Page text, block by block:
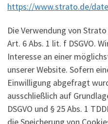
https://www.strato.de/
Die Verwendung von
Art. 6 Abs. 1 lit. f DSGVO.
Interesse an einer
unserer Website. Sofern
Einwilligung abgefragt
ausschließlich auf
DSGVO und § 25 Abs. 1